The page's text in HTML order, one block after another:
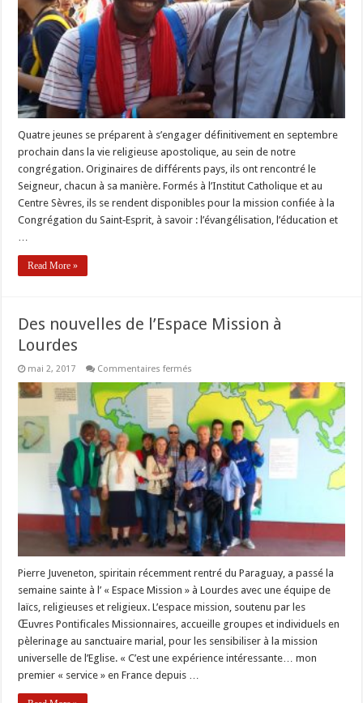
Quatre jeunes se préparent à s’engager définitivement en septembre
prochain dans la vie religieuse apostolique, au sein de notre
congrégation. Originaires de différents pays, ils ont rencontré le
Seigneur, chacun à sa manière. Formés à l’Institut Catholique et au
Centre Sèvres, ils se rendent disponibles pour la mission confiée à la
Congrégation du Saint‐Esprit, à savoir : l’évangélisation, l’éducation et
Read More »
Des nouvelles de l’Espace Mission à
Lourdes
mai 2, 2017 Commentaires fermés
nouvelles
de
l’Espace
Mission
à
Lourdes
Pierre Juveneton, spiritain récemment rentré du Paraguay, a passé la
semaine sainte à l’ « Espace Mission » à Lourdes avec une équipe de
laïcs, religieuses et religieux. L’espace mission, soutenu par les
Œuvres Pontificales Missionnaires, accueille groupes et individuels en
pèlerinage au sanctuaire marial, pour les sensibiliser à la mission
universelle de l’Eglise. « C’est une expérience intéressante… mon
premier « service » en France depuis …